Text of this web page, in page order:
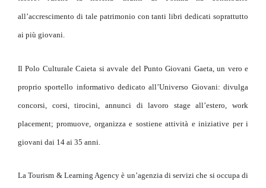
all’accrescimento di tale patrimonio con tanti libri dedicati soprattutto
ai più giovani.
Il Polo Culturale Caieta si avvale del Punto Giovani Gaeta, un vero e
proprio sportello informativo dedicato all’Universo Giovani: divulga
concorsi, corsi, tirocini, annunci di lavoro stage all’estero, work
placement; promuove, organizza e sostiene attività e iniziative per i
giovani dai 14 ai 35 anni.
La Tourism & Learning Agency è un’agenzia di servizi che si occupa di